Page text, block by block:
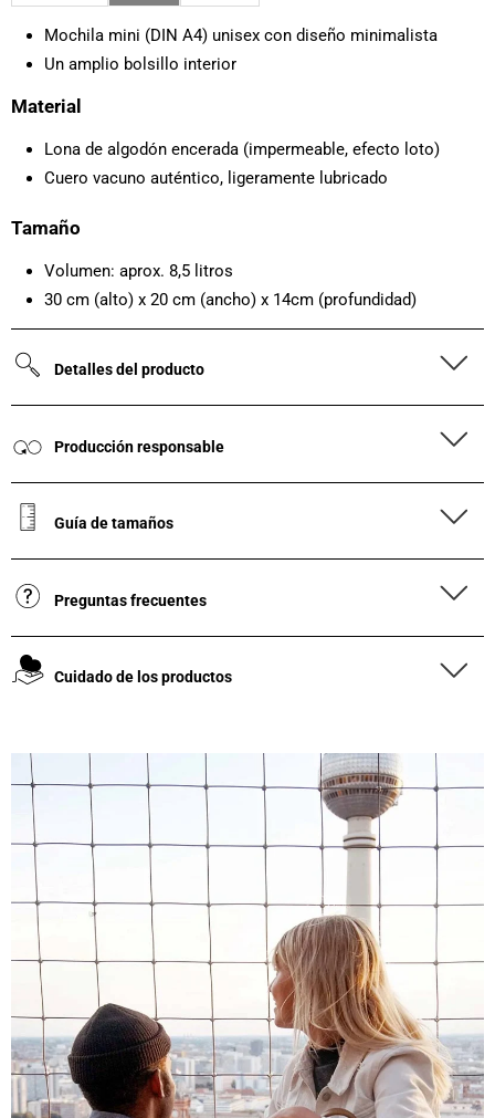
4,8 Calificación Reseñas
Leer todas las reseñas
Mochila mini (DIN A4) unisex con diseño minimalista
Un amplio bolsillo interior
Material
Lona de algodón encerada (impermeable, efecto loto)
Cuero vacuno auténtico, ligeramente lubricado
Tamaño
Volumen: aprox. 8,5 litros
30 cm (alto) x 20 cm (ancho) x 14cm (profundidad)
Detalles del producto
Producción responsable
Guía de tamaños
Preguntas frecuentes
Cuidado de los productos